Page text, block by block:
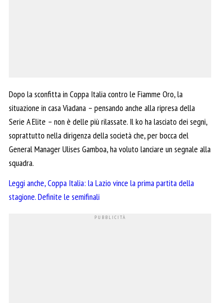
Dopo la sconfitta in Coppa Italia contro le Fiamme Oro, la
situazione in casa Viadana – pensando anche alla ripresa della
Serie A Elite – non è delle più rilassate. Il ko ha lasciato dei segni,
soprattutto nella dirigenza della società che, per bocca del
General Manager Ulises Gamboa, ha voluto lanciare un segnale alla
squadra.
Leggi anche, Coppa Italia: la Lazio vince la prima partita della
stagione. Definite le semifinali